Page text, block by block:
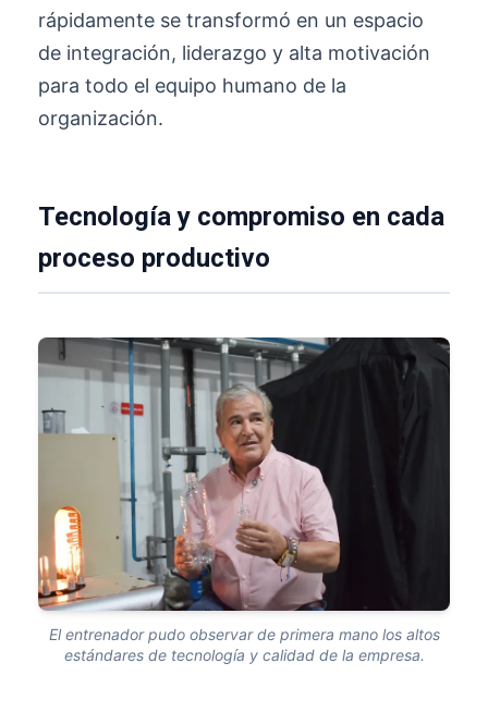
rápidamente se transformó en un espacio
de integración, liderazgo y alta motivación
para todo el equipo humano de la
organización.
Tecnología y compromiso en cada
proceso productivo
El entrenador pudo observar de primera mano los altos
estándares de tecnología y calidad de la empresa.